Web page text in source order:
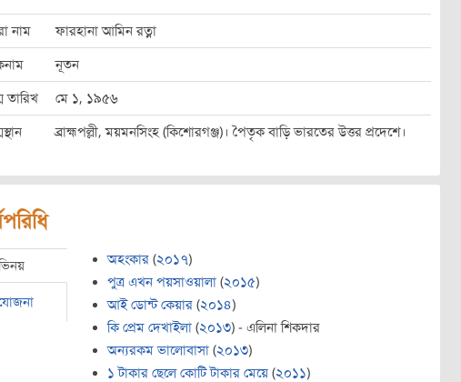
নাম ফারহানা আমিন রত্না
নূতন
তারিখ মে ১, ১৯৫৬
ব্রাহ্মপল্লী, ময়মনসিংহ (কিশোরগঞ্জ)। পৈতৃক বাড়ি ভারতের উত্তর প্রদেশে।
অহংকার (২০১৭)
পুত্র এখন পয়সাওয়ালা (২০১৫)
আই ডোন্ট কেয়ার (২০১৪)
কি প্রেম দেখাইলা (২০১৩) - এলিনা শিকদার
অন্যরকম ভালোবাসা (২০১৩)
১ টাকার ছেলে কোটি টাকার মেয়ে (২০১১)